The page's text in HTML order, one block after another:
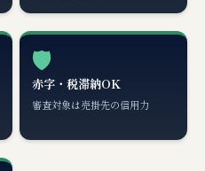
🛡️
赤字・税滞納OK
審査対象は売掛先の信用力